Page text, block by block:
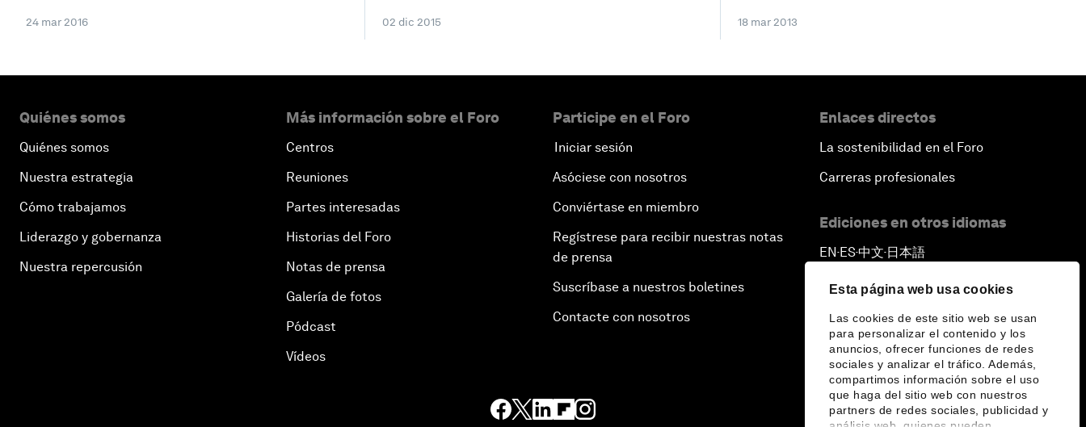
Esta página web usa cookies
Las cookies de este sitio web se usan
para personalizar el contenido y los
anuncios, ofrecer funciones de redes
sociales y analizar el tráfico. Además,
compartimos información sobre el uso
que haga del sitio web con nuestros
partners de redes sociales, publicidad y
24 mar 2016 02 dic 2015 18 mar 2013
Quiénes somos
Quiénes somos
Nuestra estrategia
Cómo trabajamos
Liderazgo y gobernanza
Nuestra repercusión
Más información sobre el Foro
Centros
Reuniones
Partes interesadas
Historias del Foro
Notas de prensa
Galería de fotos
Pódcast
Vídeos
Participe en el Foro
Iniciar sesión
Asóciese con nosotros
Conviértase en miembro
Regístrese para recibir nuestras notas
de prensa
Suscríbase a nuestros boletines
Contacte con nosotros
Enlaces directos
La sostenibilidad en el Foro
Carreras profesionales
Ediciones en otros idiomas
EN ▪ ES▪中文▪ 日本語